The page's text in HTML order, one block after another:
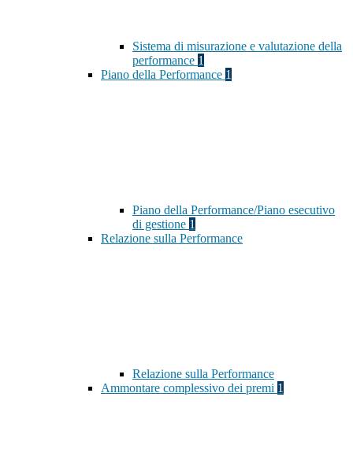
Sistema di misurazione e valutazione della
performance 1
Piano della Performance 1
Piano della Performance/Piano esecutivo
di gestione 1
Relazione sulla Performance
Relazione sulla Performance
Ammontare complessivo dei premi 1